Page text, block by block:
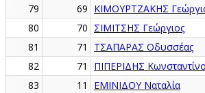
79
69 ΚΙΜΟΥΡΤΖΑΚΗΣ
80
70 ΣΙΜΙΤΣΗΣ Γεώργιος
81
71 ΤΣΑΠΑΡΑΣ Οδυσσέας
82
71 ΠΙΠΕΡΙΔΗΣ
83
11 ΕΜΙΝΙΔΟΥ Ναταλία